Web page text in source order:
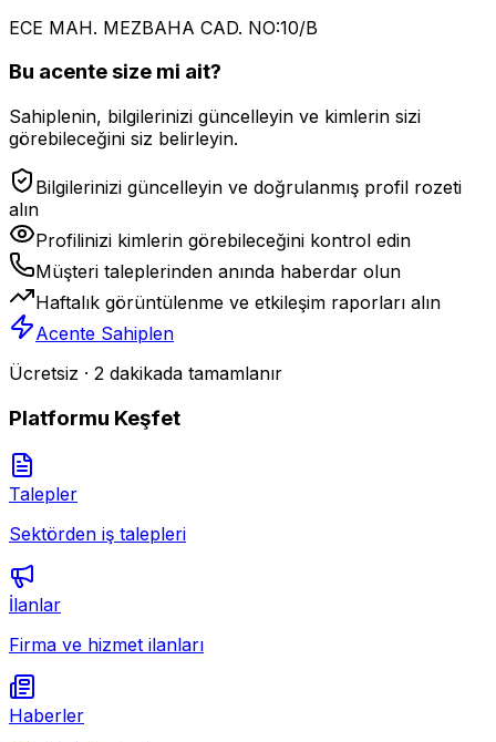
ECE MAH. MEZBAHA CAD. NO:10/B
Bu acente size mi ait?
Sahiplenin, bilgilerinizi güncelleyin ve kimlerin sizi
görebileceğini siz belirleyin.
Bilgilerinizi güncelleyin ve doğrulanmış profil rozeti
alın
Profilinizi kimlerin görebileceğini kontrol edin
Müşteri taleplerinden anında haberdar olun
Haftalık görüntülenme ve etkileşim raporları alın
Acente Sahiplen
Ücretsiz · 2 dakikada tamamlanır
Platformu Keşfet
Talepler
Sektörden iş talepleri
İlanlar
Firma ve hizmet ilanları
Haberler